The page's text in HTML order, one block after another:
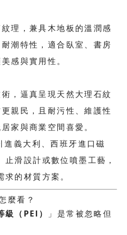
理，兼具木地板的溫潤感
潮特性，適合臥室、書房
感與實用性。
，逼真呈現天然大理石紋
親民，且耐污性、維護性
家與商業空間喜愛。
進義大利、西班牙進口磁
止滑設計或數位噴墨工藝，
求的材質方案。
麼看？
級（ PEI ）
」是常被忽略但